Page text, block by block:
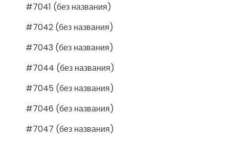
#7041 (без названия)
#7042 (без названия)
#7043 (без названия)
#7044 (без названия)
#7045 (без названия)
#7046 (без названия)
#7047 (без названия)